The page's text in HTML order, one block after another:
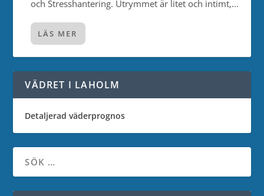
och Stresshantering. Utrymmet är litet och intimt,...
LÄS MER
VÄDRET I LAHOLM
Detaljerad väderprognos